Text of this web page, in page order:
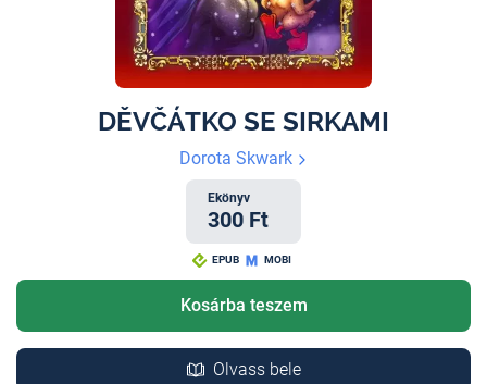
DĚVČÁTKO SE SIRKAMI
Dorota Skwark
Ekönyv
300 Ft
EPUB MOBI
Kosárba teszem
Olvass bele